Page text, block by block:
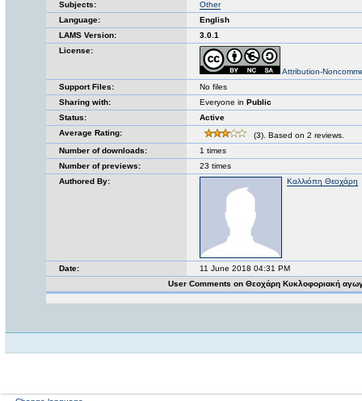
Subjects:
Other
Language:
English
LAMS Version:
3.0.1
License:
Attribution-
Support Files:
No files
Sharing with:
Everyone in Public
Status:
Active
Average Rating:
(3). Based on 2 reviews.
Number of downloads:
1 times
Number of previews:
23 times
Authored By:
Καλλιόπη Θεοχάρη
Date:
11 June 2018 04:31 PM
User Comments on Θεοχάρη Κυκλοφοριακή